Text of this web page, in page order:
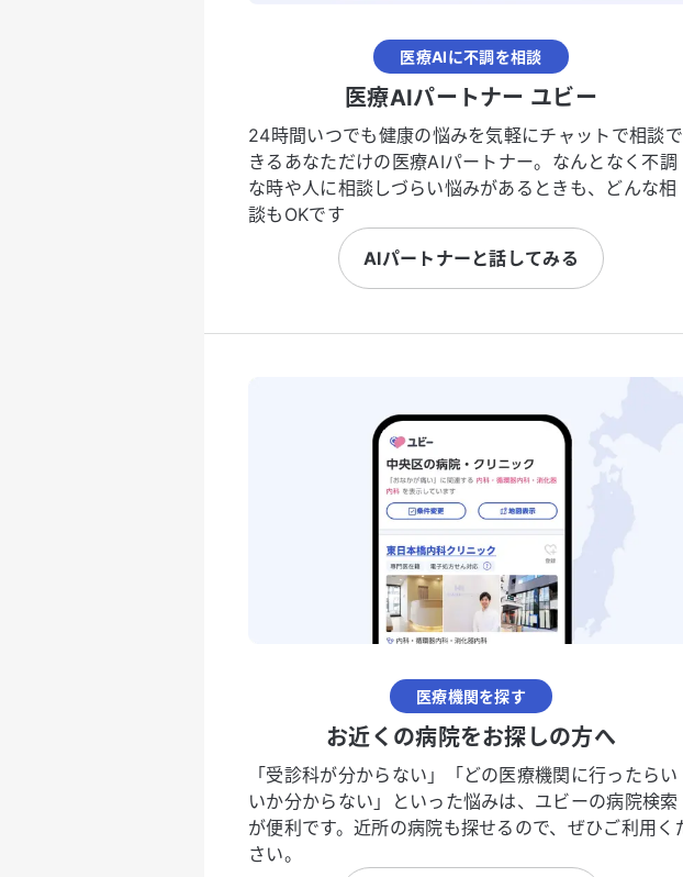
医療AIに不調を相談
医療AIパートナー ユビー
24時間いつでも健康の悩みを気軽にチャットで相談で
きるあなただけの医療AIパートナー。なんとなく不調
な時や人に相談しづらい悩みがあるときも、どんな相
談もOKです
AIパートナーと話してみる
医療機関を探す
お近くの病院をお探しの方へ
「受診科が分からない」「どの医療機関に行ったらい
いか分からない」といった悩みは、ユビーの病院検索
が便利です。近所の病院も探せるので、ぜひご利用く
さい。